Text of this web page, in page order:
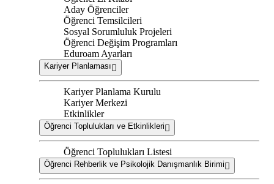
Aday Öğrenciler
Öğrenci Temsilcileri
Sosyal Sorumluluk Projeleri
Öğrenci Değişim Programları
Eduroam Ayarları
Kariyer Planlaması
Kariyer Planlama Kurulu
Kariyer Merkezi
Etkinlikler
Öğrenci Toplulukları ve Etkinlikleri
Öğrenci Toplulukları Listesi
Öğrenci Rehberlik ve Psikolojik Danışmanlık Birimi